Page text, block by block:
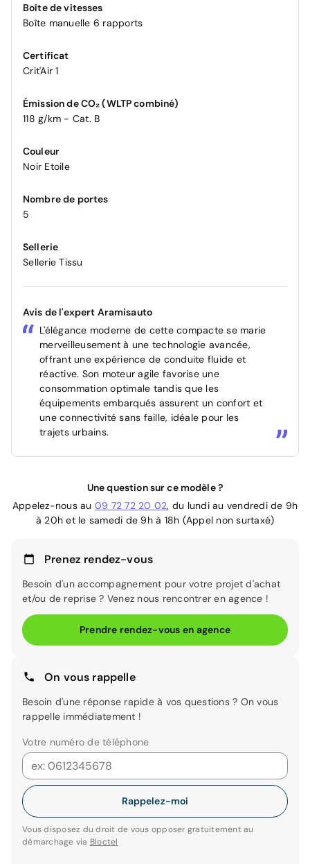
Boîte de vitesses
Boîte manuelle 6 rapports
Certificat
Crit'Air 1
Émission de CO₂ (WLTP combiné)
118 g/km - Cat. B
Couleur
Noir Etoile
Nombre de portes
5
Sellerie
Sellerie Tissu
Avis de l'expert Aramisauto
L'élégance moderne de cette compacte se marie
merveilleusement à une technologie avancée,
offrant une expérience de conduite fluide et
réactive. Son moteur agile favorise une
consommation optimale tandis que les
équipements embarqués assurent un confort et
une connectivité sans faille, idéale pour les
trajets urbains.
Une question sur ce modèle ?
Appelez-nous au 09 72 72 20 02, du lundi au vendredi de 9h
à 20h et le samedi de 9h à 18h (Appel non surtaxé)
Prenez rendez-vous
Besoin d'un accompagnement pour votre projet d'achat
et/ou de reprise ? Venez nous rencontrer en agence !
Prendre rendez-vous en agence
On vous rappelle
Besoin d'une réponse rapide à vos questions ? On vous
rappelle immédiatement !
Votre numéro de téléphone
Rappelez-moi
Vous disposez du droit de vous opposer gratuitement au
démarchage via Bloctel